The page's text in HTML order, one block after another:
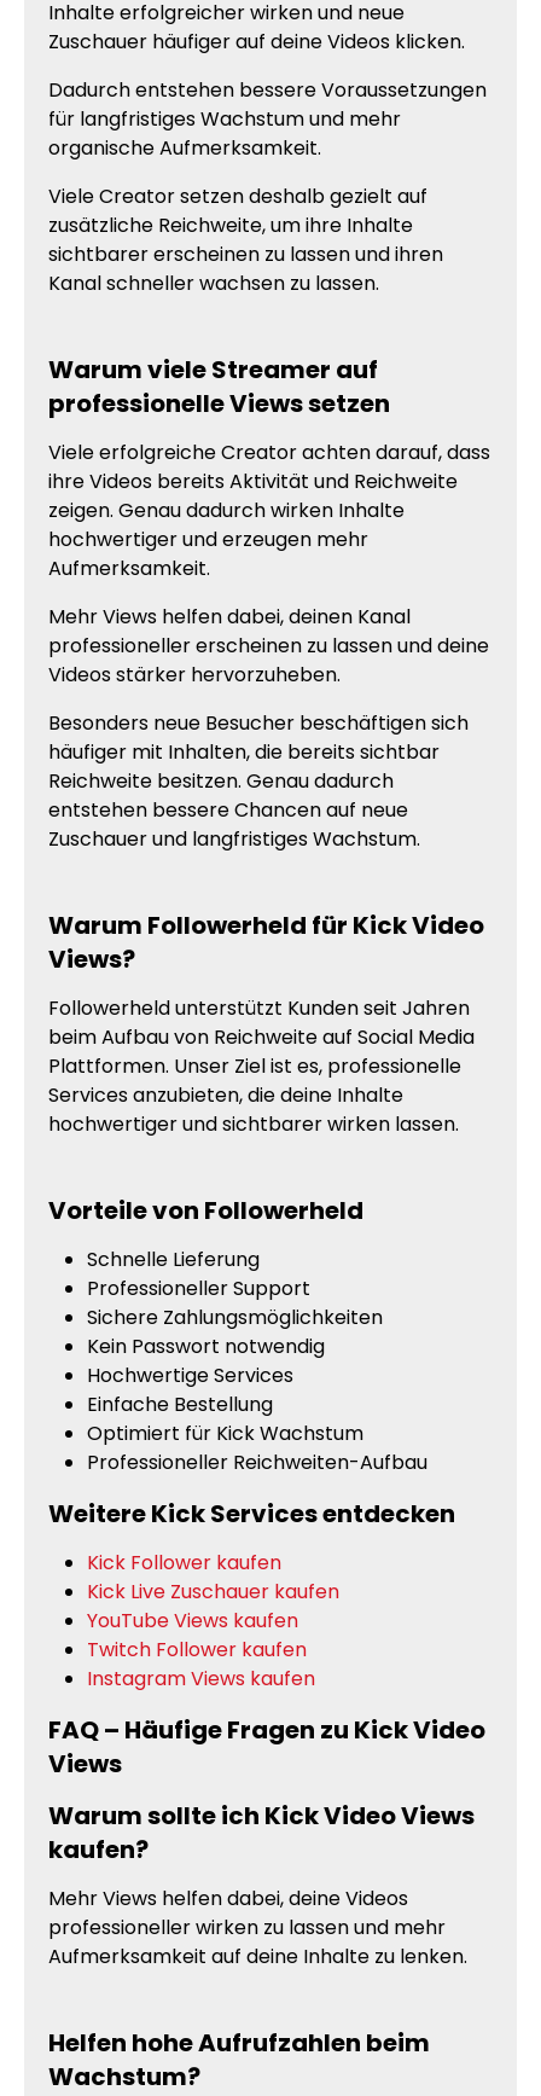
Inhalte erfolgreicher wirken und neue
Zuschauer häufiger auf deine Videos klicken.
Dadurch entstehen bessere Voraussetzungen
für langfristiges Wachstum und mehr
organische Aufmerksamkeit.
Viele Creator setzen deshalb gezielt auf
zusätzliche Reichweite, um ihre Inhalte
sichtbarer erscheinen zu lassen und ihren
Kanal schneller wachsen zu lassen.
Warum viele Streamer auf
professionelle Views setzen
Viele erfolgreiche Creator achten darauf, dass
ihre Videos bereits Aktivität und Reichweite
zeigen. Genau dadurch wirken Inhalte
hochwertiger und erzeugen mehr
Aufmerksamkeit.
Mehr Views helfen dabei, deinen Kanal
professioneller erscheinen zu lassen und deine
Videos stärker hervorzuheben.
Besonders neue Besucher beschäftigen sich
häufiger mit Inhalten, die bereits sichtbar
Reichweite besitzen. Genau dadurch
entstehen bessere Chancen auf neue
Zuschauer und langfristiges Wachstum.
Warum Followerheld für Kick Video
Views?
Followerheld unterstützt Kunden seit Jahren
beim Aufbau von Reichweite auf Social Media
Plattformen. Unser Ziel ist es, professionelle
Services anzubieten, die deine Inhalte
hochwertiger und sichtbarer wirken lassen.
Vorteile von Followerheld
Schnelle Lieferung
Professioneller Support
Sichere Zahlungsmöglichkeiten
Kein Passwort notwendig
Hochwertige Services
Einfache Bestellung
Optimiert für Kick Wachstum
Professioneller Reichweiten-Aufbau
Weitere Kick Services entdecken
Kick Follower kaufen
Kick Live Zuschauer kaufen
YouTube Views kaufen
Twitch Follower kaufen
Instagram Views kaufen
FAQ – Häufige Fragen zu Kick Video
Views
Warum sollte ich Kick Video Views
kaufen?
Mehr Views helfen dabei, deine Videos
professioneller wirken zu lassen und mehr
Aufmerksamkeit auf deine Inhalte zu lenken.
Helfen hohe Aufrufzahlen beim
Wachstum?